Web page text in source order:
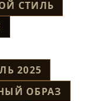
СТИЛЬ
2025
ОБРАЗ